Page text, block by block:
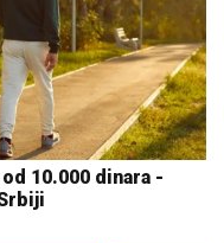
10.000 dinara -